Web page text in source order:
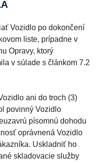
Vozidlo po dokončení
liste, prípadne v
Opravy, ktorý
v súlade s článkom 7.2
ani do troch (3)
povinný Vozidlo
písomnú dohodu
oprávnená Vozidlo
Uskladniť ho
skladovacie služby